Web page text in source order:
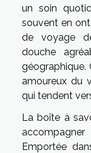
un soin
souvent en
de voyage
douche
géographique.
amoureux du
qui tendent
La boîte à
Emportée